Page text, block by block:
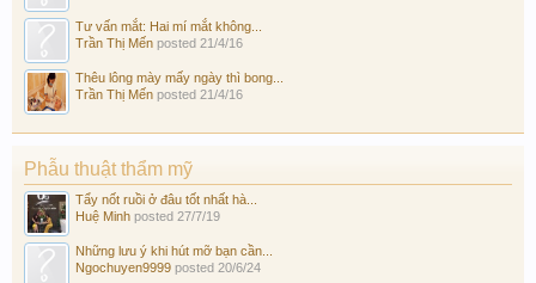
Tư vấn mắt: Hai mí mắt không...
Trần Thị Mến posted 21/4/16
Thêu lông mày mấy ngày thì bong...
Trần Thị Mến posted 21/4/16
Phẫu thuật thẩm mỹ
Tẩy nốt ruồi ở đâu tốt nhất hà...
Huệ Minh posted 27/7/19
Những lưu ý khi hút mỡ bạn cần...
Ngochuyen9999 posted 20/6/24